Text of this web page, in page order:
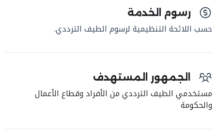
رسوم الخدمة
حسب اللائحة التنظيمية لرسوم الطيف الترددي.
الجمهور المستهدف
مستخدمي الطيف الترددي من الأفراد وقطاع الأعمال
والحكومة